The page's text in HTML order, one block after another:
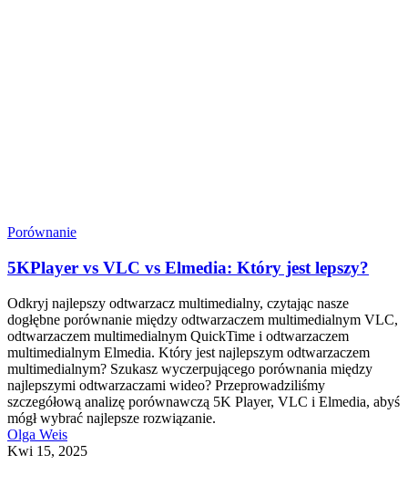
Porównanie
5KPlayer vs VLC vs Elmedia: Który jest lepszy?
Odkryj najlepszy odtwarzacz multimedialny, czytając nasze
dogłębne porównanie między odtwarzaczem multimedialnym VLC,
odtwarzaczem multimedialnym QuickTime i odtwarzaczem
multimedialnym Elmedia. Który jest najlepszym odtwarzaczem
multimedialnym? Szukasz wyczerpującego porównania między
najlepszymi odtwarzaczami wideo? Przeprowadziliśmy
szczegółową analizę porównawczą 5K Player, VLC i Elmedia, abyś
mógł wybrać najlepsze rozwiązanie.
Olga Weis
Kwi 15, 2025